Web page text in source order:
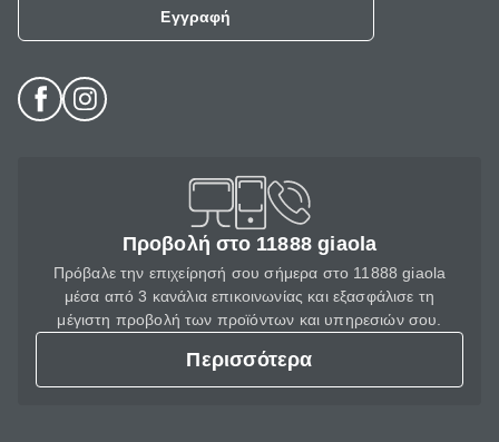
Εγγραφή
Προβολή στο 11888 giaola
Πρόβαλε την επιχείρησή σου σήμερα στο 11888 giaola
μέσα από 3 κανάλια επικοινωνίας και εξασφάλισε τη
μέγιστη προβολή των προϊόντων και υπηρεσιών σου.
Περισσότερα